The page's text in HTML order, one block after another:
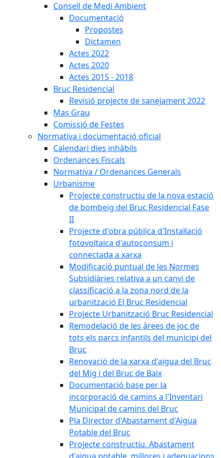
Consell de Medi Ambient
Documentació
Propostes
Dictamen
Actes 2022
Actes 2020
Actes 2015 - 2018
Bruc Residencial
Revisió projecte de sanejament 2022
Mas Grau
Comissió de Festes
Normativa i documentació oficial
Calendari dies inhàbils
Ordenances Fiscals
Normativa / Ordenances Generals
Urbanisme
Projecte constructiu de la nova estació
de bombeig del Bruc Residencial Fase
II
Projecte d'obra pública d'Instal·lació
fotovoltaica d'autoconsum i
connectada a xarxa
Modificació puntual de les Normes
Subsidiàries relativa a un canvi de
classificació a la zona nord de la
urbanització El Bruc Residencial
Projecte Urbanització Bruc Residencial
Remodelació de les àrees de joc de
tots els parcs infantils del municipi del
Bruc
Renovació de la xarxa d'aigua del Bruc
del Mig i del Bruc de Baix
Documentació base per la
incorporació de camins a l'Inventari
Municipal de camins del Bruc
Pla Director d'Abastament d'Aigua
Potable del Bruc
Projecte constructiu. Abastament